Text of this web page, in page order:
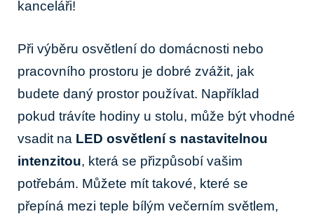
kanceláři!
Při výběru osvětlení do domácnosti nebo
pracovního prostoru je dobré zvážit, jak
budete daný prostor používat. Například
pokud trávíte hodiny u stolu, může být vhodné
vsadit na LED osvětlení s nastavitelnou
intenzitou, která se přizpůsobí vašim
potřebám. Můžete mít takové, které se
přepíná mezi teple bílým večerním světlem,